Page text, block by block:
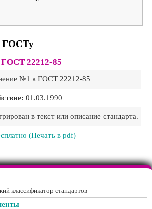
ГОСТу
22212-85
№1 к ГОСТ 22212-85
01.03.1990
в текст или описание стандарта.
(Печать в pdf)
классификатор стандартов